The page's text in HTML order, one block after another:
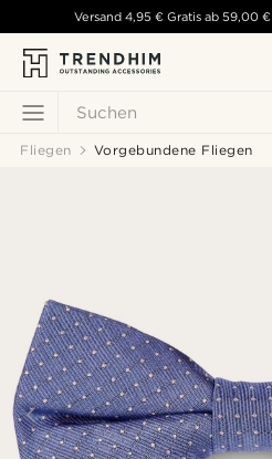
Suchen
Versand 4,95 € Gratis ab 59,00 €
Fliegen Vorgebundene Fliegen